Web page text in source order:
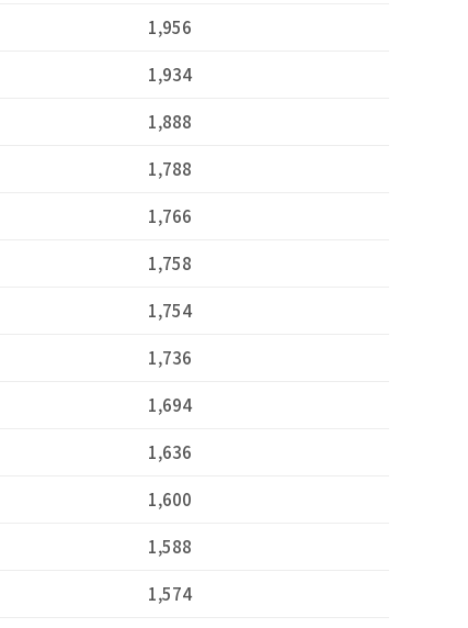
1,956
1,934
1,888
1,788
1,766
1,758
1,754
1,736
1,694
1,636
1,600
1,588
1,574